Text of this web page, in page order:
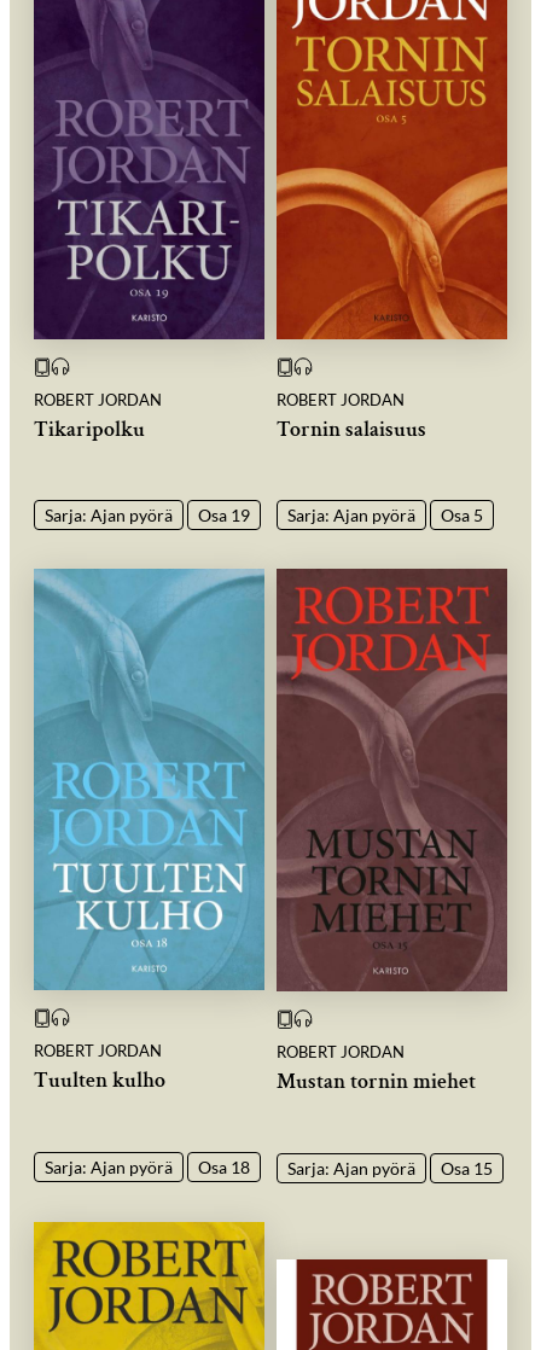
ROBERT JORDAN
Tikaripolku
Sarja: Ajan pyörä Osa 19
ROBERT JORDAN
Tornin salaisuus
Sarja: Ajan pyörä Osa 5
ROBERT JORDAN
Tuulten kulho
Sarja: Ajan pyörä Osa 18
ROBERT JORDAN
Mustan tornin miehet
Sarja: Ajan pyörä Osa 15